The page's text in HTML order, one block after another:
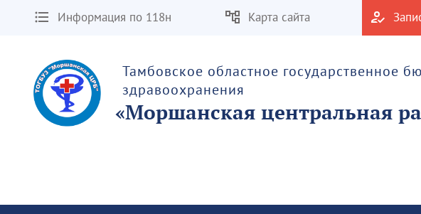
Информация по 118н Карта сайта
Тамбовское областное государственное
здравоохранения
«Моршанская центральная